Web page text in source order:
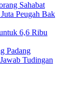
Sahabat
Peugah Bak
6,6 Ribu
Padang
Tudingan